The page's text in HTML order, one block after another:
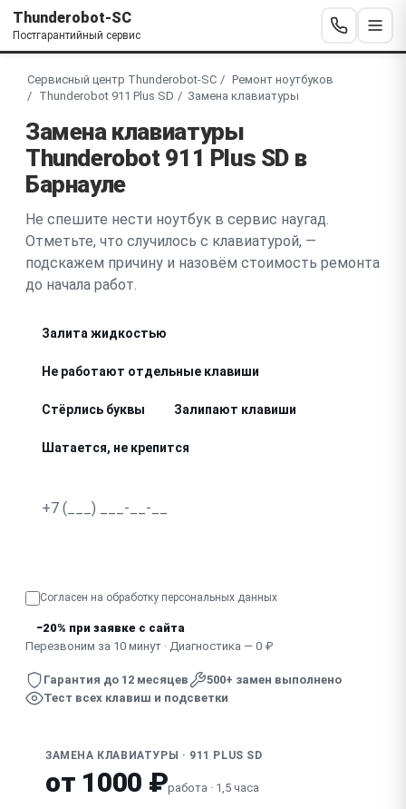
Thunderobot-SC
Постгарантийный сервис
Сервисный центр Thunderobot-SC
Ремонт ноутбуков
Thunderobot 911 Plus SD
Замена клавиатуры
Замена клавиатуры
Thunderobot 911 Plus SD в
Барнауле
Не спешите нести ноутбук в сервис наугад.
Отметьте, что случилось с клавиатурой, —
подскажем причину и назовём стоимость ремонта
до начала работ.
Залита жидкостью
Не работают отдельные клавиши
Стёрлись буквы Залипают клавиши
Шатается, не крепится
Клавиатура не реагирует полностью
Скрипит, дребезжит при наборе
Согласен на обработку персональных данных
−20% при заявке с сайта
Перезвоним за 10 минут · Диагностика — 0 ₽
Гарантия до 12 месяцев
500+ замен выполнено
Тест всех клавиш и подсветки
ЗАМЕНА КЛАВИАТУРЫ · 911 PLUS SD
от 1000 ₽работа · 1,5 часа